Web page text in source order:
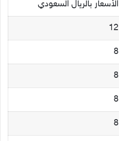
الأسعار بالريال السعودي
12
8
8
8
8